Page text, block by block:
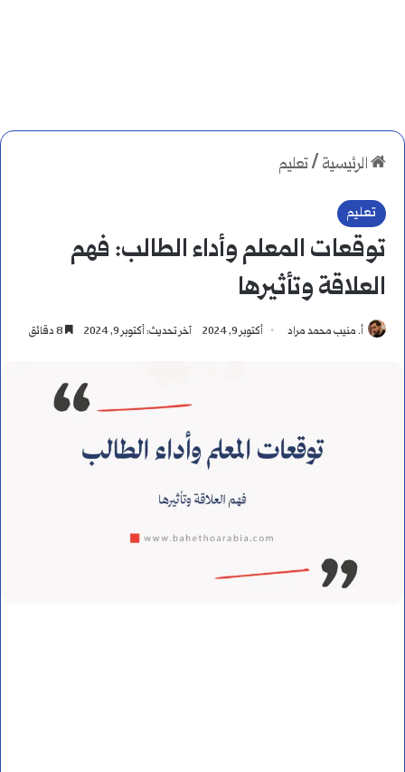
الرئيسية /تعليم
تعليم
توقعات المعلم وأداء الطالب: فهم
العلاقة وتأثيرها
أ. منيب محمد مراد أكتوبر 9, 2024 آخر تحديث: أكتوبر 9, 2024